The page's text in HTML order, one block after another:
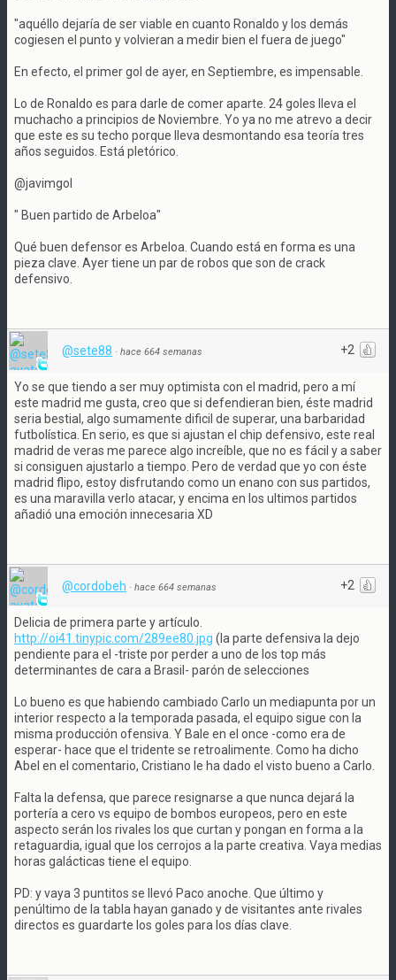
"aquéllo dejaría de ser viable en cuanto Ronaldo y los demás
cogiesen el punto y volvieran a medir bien el fuera de juego"
En efecto, el primer gol de ayer, en Septiembre, es impensable.
Lo de Ronaldo es para darle de comer aparte. 24 goles lleva el
muchacho a principios de Noviembre. Yo ya no me atrevo a decir
que este es su techo porque lleva desmontando esa teoría tres
años seguidos. Está pletórico.
@javimgol
" Buen partido de Arbeloa"
Qué buen defensor es Arbeloa. Cuando está en forma es una
pieza clave. Ayer tiene un par de robos que son de crack
defensivo.
+2
@sete88 · hace 664 semanas
Yo se que tiendo a ser muy optimista con el madrid, pero a mí
este madrid me gusta, creo que si defendieran bien, éste madrid
seria bestial, algo sumamente dificil de superar, una barbaridad
futbolística. En serio, es que si ajustan el chip defensivo, este real
madrid de veras me parece algo increíble, que no es fácil y a saber
si consiguen ajustarlo a tiempo. Pero de verdad que yo con éste
madrid flipo, estoy disfrutando como un enano con sus partidos,
es una maravilla verlo atacar, y encima en los ultimos partidos
añadió una emoción innecesaria XD
+2
@cordobeh · hace 664 semanas
Delicia de primera parte y artículo.
http://oi41.tinypic.com/289ee80.jpg (la parte defensiva la dejo
pendiente para el -triste por perder a uno de los top más
determinantes de cara a Brasil- parón de selecciones
Lo bueno es que habiendo cambiado Carlo un mediapunta por un
interior respecto a la temporada pasada, el equipo sigue con la
misma producción ofensiva. Y Bale en el once -como era de
esperar- hace que el tridente se retroalimente. Como ha dicho
Abel en el comentario, Cristiano le ha dado el visto bueno a Carlo.
Falta la defensa, que parece resignarse a que nunca dejará la
portería a cero vs equipo de bombos europeos, pero en este
aspecto serán los rivales los que curtan y pongan en forma a la
retaguardia, igual que los cerrojos a la parte creativa. Vaya medias
horas galácticas tiene el equipo.
PD: y vaya 3 puntitos se llevó Paco anoche. Que último y
penúltimo de la tabla hayan ganado y de visitantes ante rivales
directos es guardarte los goles para los días clave.